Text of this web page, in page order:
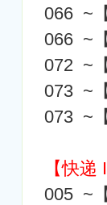
066 ~
066 ~
072 ~
073 ~
073 ~
【快
005 ~